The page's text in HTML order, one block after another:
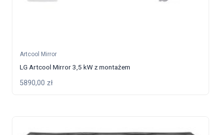
Artcool Mirror
LG Artcool Mirror 3,5 kW z montażem
5890,00 zł